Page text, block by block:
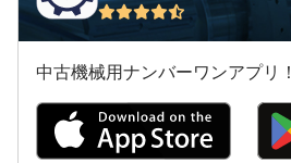
産業用掃除機
超音波
輸液 ポンプ
中古機械用ナンバーワンアプリ！